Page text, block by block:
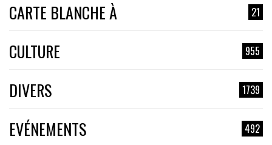
CARTE BLANCHE À 21
CULTURE 955
DIVERS 1739
EVÉNEMENTS 492